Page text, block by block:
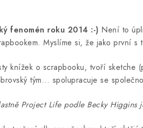
fenomén roku 2014 :-) Není to
Myslíme si, že jako první
knížek o scrapbooku, tvoří sketche
tým... spolupracuje se
Project Life podle Becky Higgins